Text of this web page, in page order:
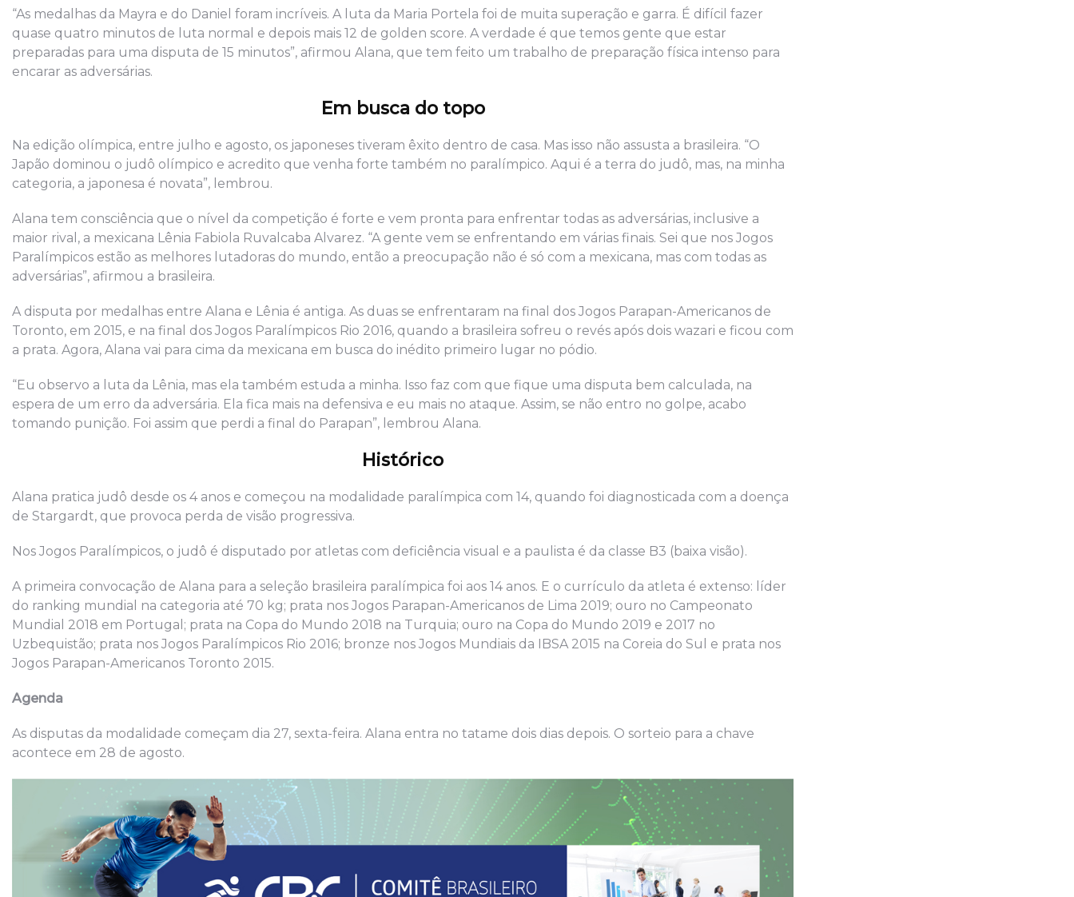
“As medalhas da Mayra e do Daniel foram incríveis. A luta da Maria Portela foi de muita superação e garra. É difícil fazer
quase quatro minutos de luta normal e depois mais 12 de golden score. A verdade é que temos gente que estar
preparadas para uma disputa de 15 minutos”, afirmou Alana, que tem feito um trabalho de preparação física intenso para
encarar as adversárias.
Em busca do topo
Na edição olímpica, entre julho e agosto, os japoneses tiveram êxito dentro de casa. Mas isso não assusta a brasileira. “O
Japão dominou o judô olímpico e acredito que venha forte também no paralímpico. Aqui é a terra do judô, mas, na minha
categoria, a japonesa é novata”, lembrou.
Alana tem consciência que o nível da competição é forte e vem pronta para enfrentar todas as adversárias, inclusive a
maior rival, a mexicana Lênia Fabiola Ruvalcaba Alvarez. “A gente vem se enfrentando em várias finais. Sei que nos Jogos
Paralímpicos estão as melhores lutadoras do mundo, então a preocupação não é só com a mexicana, mas com todas as
adversárias”, afirmou a brasileira.
A disputa por medalhas entre Alana e Lênia é antiga. As duas se enfrentaram na final dos Jogos Parapan-Americanos de
Toronto, em 2015, e na final dos Jogos Paralímpicos Rio 2016, quando a brasileira sofreu o revés após dois wazari e ficou com
a prata. Agora, Alana vai para cima da mexicana em busca do inédito primeiro lugar no pódio.
“Eu observo a luta da Lênia, mas ela também estuda a minha. Isso faz com que fique uma disputa bem calculada, na
espera de um erro da adversária. Ela fica mais na defensiva e eu mais no ataque. Assim, se não entro no golpe, acabo
tomando punição. Foi assim que perdi a final do Parapan”, lembrou Alana.
Histórico
Alana pratica judô desde os 4 anos e começou na modalidade paralímpica com 14, quando foi diagnosticada com a doença
de Stargardt, que provoca perda de visão progressiva.
Nos Jogos Paralímpicos, o judô é disputado por atletas com deficiência visual e a paulista é da classe B3 (baixa visão).
A primeira convocação de Alana para a seleção brasileira paralímpica foi aos 14 anos. E o currículo da atleta é extenso: líder
do ranking mundial na categoria até 70 kg; prata nos Jogos Parapan-Americanos de Lima 2019; ouro no Campeonato
Mundial 2018 em Portugal; prata na Copa do Mundo 2018 na Turquia; ouro na Copa do Mundo 2019 e 2017 no
Uzbequistão; prata nos Jogos Paralímpicos Rio 2016; bronze nos Jogos Mundiais da IBSA 2015 na Coreia do Sul e prata nos
Jogos Parapan-Americanos Toronto 2015.
Agenda
As disputas da modalidade começam dia 27, sexta-feira. Alana entra no tatame dois dias depois. O sorteio para a chave
acontece em 28 de agosto.